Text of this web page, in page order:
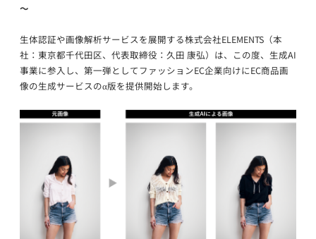
～
生体認証や画像解析サービスを展開する株式会社ELEMENTS（本
社：東京都千代田区、代表取締役：久田 康弘）は、この度、生成AI
事業に参入し、第一弾としてファッションEC企業向けにEC商品画
像の生成サービスのα版を提供開始します。